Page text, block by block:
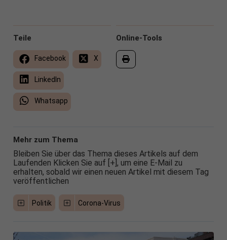
Online-Tools
Teile
Facebook X
LinkedIn
Whatsapp
Mehr zum Thema
Bleiben Sie über das Thema dieses Artikels auf dem
Laufenden Klicken Sie auf [+], um eine E-Mail zu
erhalten, sobald wir einen neuen Artikel mit diesem Tag
veröffentlichen
Politik Corona-Virus